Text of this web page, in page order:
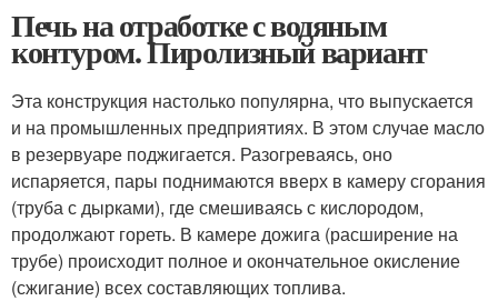
Печь на отработке с водяным
контуром. Пиролизный вариант
Эта конструкция настолько популярна, что выпускается
и на промышленных предприятиях. В этом случае масло
в резервуаре поджигается. Разогреваясь, оно
испаряется, пары поднимаются вверх в камеру сгорания
(труба с дырками), где смешиваясь с кислородом,
продолжают гореть. В камере дожига (расширение на
трубе) происходит полное и окончательное окисление
(сжигание) всех составляющих топлива.